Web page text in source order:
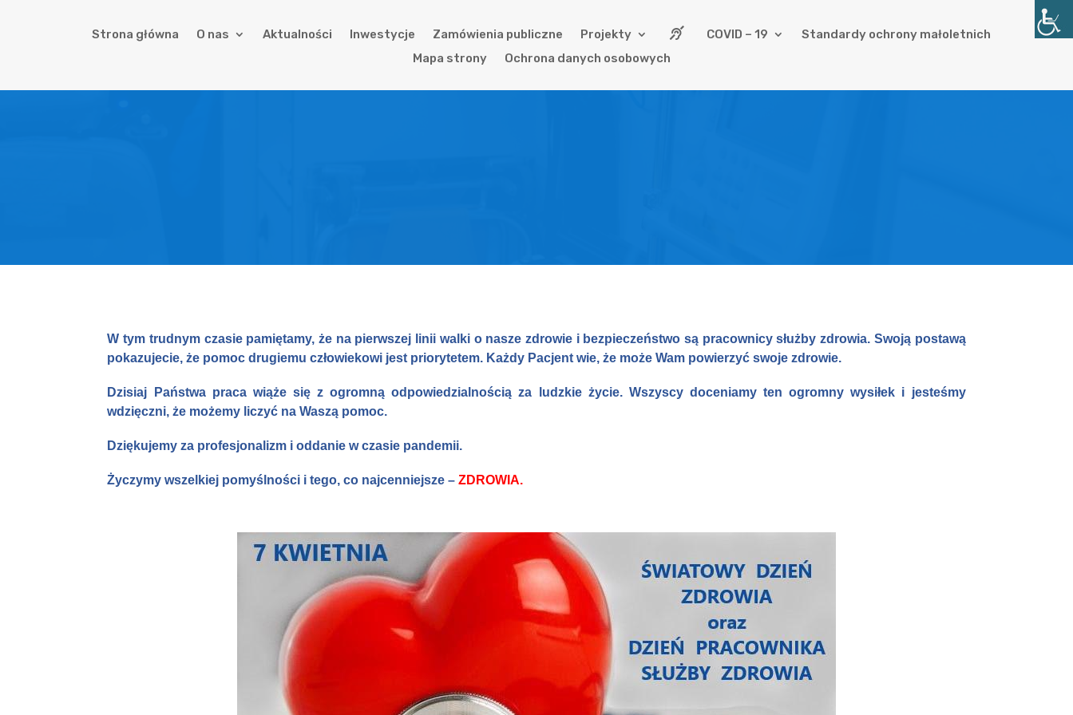
Strona główna O nas Aktualności Inwestycje Zamówienia publiczne Projekty COVID – 19
Standardy ochrony małoletnich
Mapa strony
Ochrona danych osobowych
W tym trudnym czasie pamiętamy, że na pierwszej linii walki o nasze zdrowie i bezpieczeństwo są pracownicy służby zdrowia. Swoją postawą
pokazujecie, że pomoc drugiemu człowiekowi jest priorytetem. Każdy Pacjent wie, że może Wam powierzyć swoje zdrowie.
Dzisiaj Państwa praca wiąże się z ogromną odpowiedzialnością za ludzkie życie. Wszyscy doceniamy ten ogromny wysiłek i jesteśmy
wdzięczni, że możemy liczyć na Waszą pomoc.
Dziękujemy za profesjonalizm i oddanie w czasie pandemii.
Życzymy wszelkiej pomyślności i tego, co najcenniejsze –ZDROWIA.